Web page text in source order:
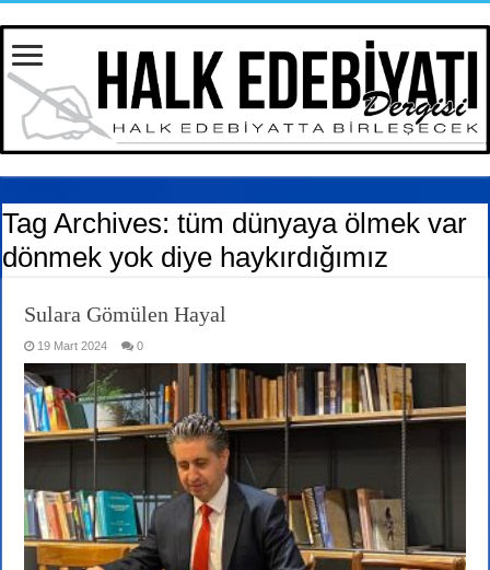
Tag Archives:tüm dünyaya ölmek var
dönmek yok diye haykırdığımız
Sulara Gömülen Hayal
19 Mart 2024 0